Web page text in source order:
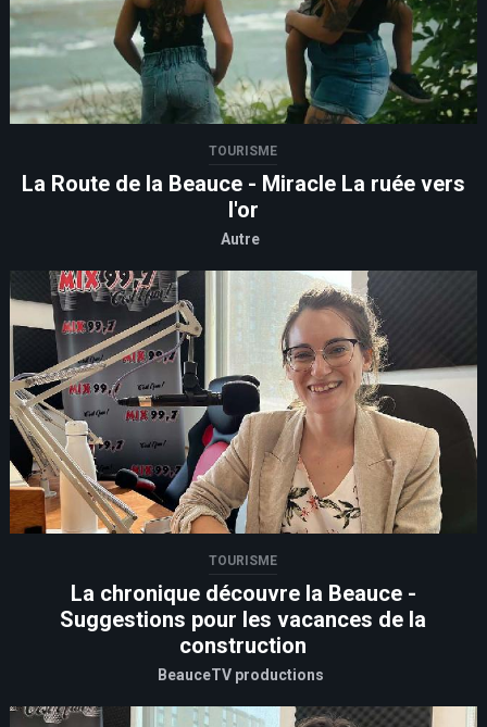
TOURISME
La Route de la Beauce - Miracle La ruée vers
l'or
Autre
TOURISME
La chronique découvre la Beauce -
Suggestions pour les vacances de la
construction
BeauceTV productions